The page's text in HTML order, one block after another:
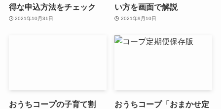
得な申込方法をチェック
2021年10月31日
い方を画面で解説
2021年9月10日
おうちコープの子育て割
おうちコープ「おまかせ定